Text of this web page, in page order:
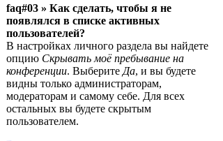
faq#03 » Как сделать, чтобы я не
появлялся в списке активных
пользователей?
В настройках личного раздела вы найдете
опцию Скрывать моё пребывание на
конференции. Выберите Да, и вы будете
видны только администраторам,
модераторам и самому себе. Для всех
остальных вы будете скрытым
пользователем.